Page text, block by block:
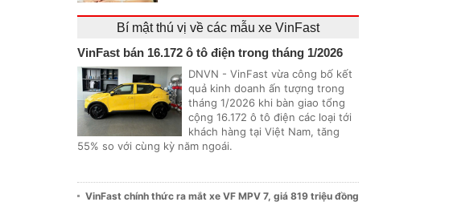
Bí mật thú vị về các mẫu xe VinFast
VinFast bán 16.172 ô tô điện trong tháng 1/2026
DNVN - VinFast vừa công bố kết
quả kinh doanh ấn tượng trong
tháng 1/2026 khi bàn giao tổng
cộng 16.172 ô tô điện các loại tới
khách hàng tại Việt Nam, tăng
55% so với cùng kỳ năm ngoái.
VinFast chính thức ra mắt xe VF MPV 7, giá 819 triệu đồng